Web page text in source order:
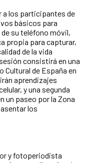
a los participantes de
básicos para
su teléfono móvil,
propia para capturar,
de la vida
consistirá en una
Cultural de España en
aprendizajes
y una segunda
un paseo por la Zona
los
y fotoperiodista